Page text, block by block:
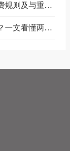
空运平货是什么意思？一文讲清计费规则及与重货、泡货的区别
属地查验和目的地查验分别是什么？一文看懂两者区别